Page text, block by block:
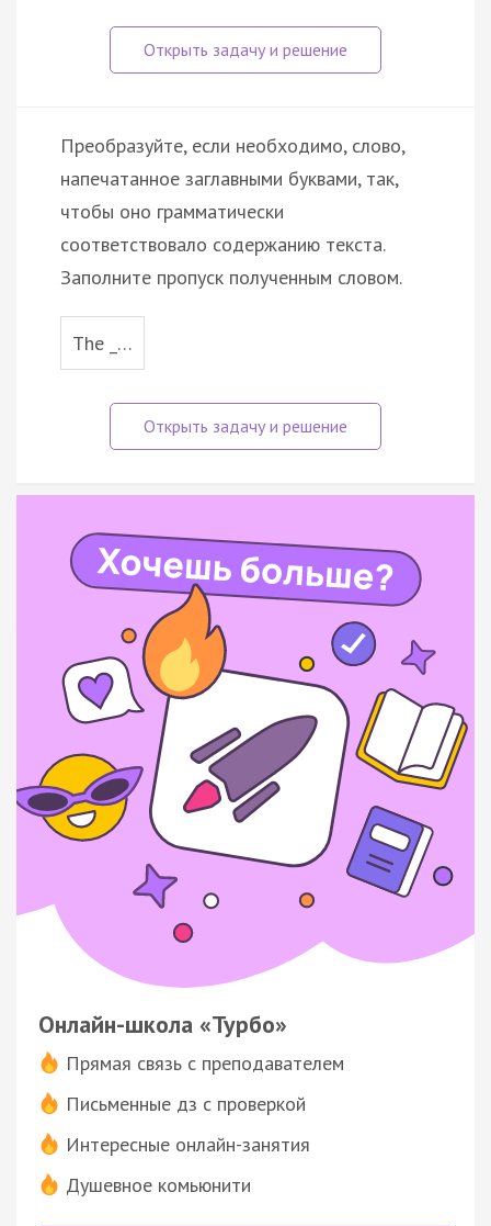
Преобразуйте, если необходимо, слово,
напечатанное заглавными буквами, так,
чтобы оно грамматически
соответствовало содержанию текста.
Заполните пропуск полученным словом.
The _…
Онлайн-школа «Турбо»
Прямая связь с преподавателем
Письменные дз с проверкой
Интересные онлайн-занятия
Душевное комьюнити